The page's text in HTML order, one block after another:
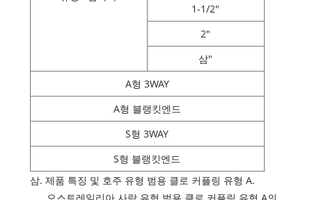
1-1/2"
2"
삼"
A형 3WAY
A형 블랭킷엔드
S형 3WAY
S형 블랭킷엔드
삼. 제품 특징 및 호주 유형 범용 클로 커플링 유형 A.
오스트레일리아 사람 유형 범용 클로 커플링 유형 A의